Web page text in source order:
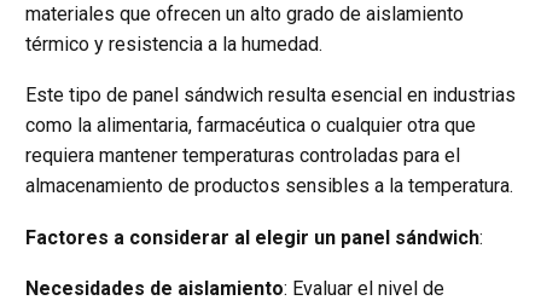
materiales que ofrecen un alto grado de aislamiento
térmico y resistencia a la humedad.
Este tipo de panel sándwich resulta esencial en industrias
como la alimentaria, farmacéutica o cualquier otra que
requiera mantener temperaturas controladas para el
almacenamiento de productos sensibles a la temperatura.
Factores a considerar al elegir un panel sándwich:
Necesidades de aislamiento: Evaluar el nivel de